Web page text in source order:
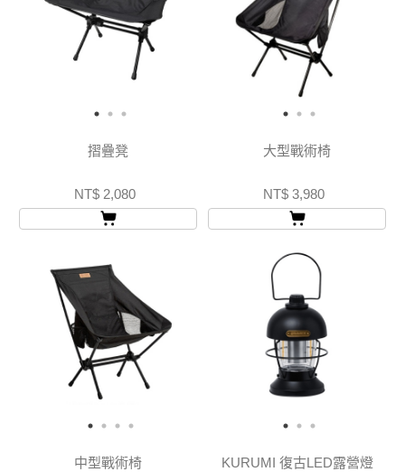
摺疊凳
NT$ 2,080
大型戰術椅
NT$ 3,980
中型戰術椅
KURUMI 復古LED露營燈